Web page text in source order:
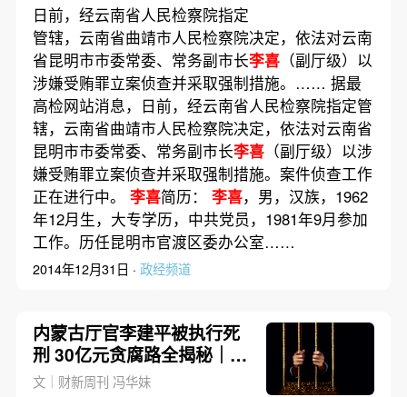
日前，经云南省人民检察院指定
管辖，云南省曲靖市人民检察院决定，依法对云南
省昆明市市委常委、常务副市长李喜（副厅级）以
涉嫌受贿罪立案侦查并采取强制措施。…… 据最
高检网站消息，日前，经云南省人民检察院指定管
辖，云南省曲靖市人民检察院决定，依法对云南省
昆明市市委常委、常务副市长李喜（副厅级）以涉
嫌受贿罪立案侦查并采取强制措施。案件侦查工作
正在进行中。 李喜简历： 李喜，男，汉族，1962
年12月生，大专学历，中共党员，1981年9月参加
工作。历任昆明市官渡区委办公室……
2014年12月31日 · 政经频道
内蒙古厅官李建平被执行死
刑 30亿元贪腐路全揭秘｜前
事·后事
文｜财新周刊 冯华妹